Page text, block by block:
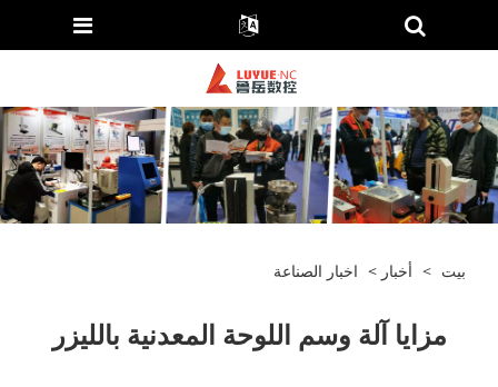
بيت > أخبار > اخبار الصناعة
مزايا آلة وسم اللوحة المعدنية بالليزر